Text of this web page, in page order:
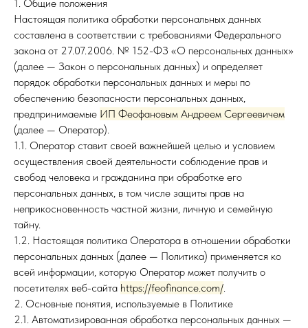
1. Общие положения
Настоящая политика обработки персональных данных
составлена в соответствии с требованиями Федерального
закона от 27.07.2006. № 152-ФЗ «О персональных данных»
(далее — Закон о персональных данных) и определяет
порядок обработки персональных данных и меры по
обеспечению безопасности персональных данных,
предпринимаемые ИП Феофановым Андреем Сергеевичем
(далее — Оператор).
1.1. Оператор ставит своей важнейшей целью и условием
осуществления своей деятельности соблюдение прав и
свобод человека и гражданина при обработке его
персональных данных, в том числе защиты прав на
неприкосновенность частной жизни, личную и семейную
тайну.
1.2. Настоящая политика Оператора в отношении обработки
персональных данных (далее — Политика) применяется ко
всей информации, которую Оператор может получить о
посетителях веб-сайта https://feofinance.com/.
2. Основные понятия, используемые в Политике
2.1. Автоматизированная обработка персональных данных —